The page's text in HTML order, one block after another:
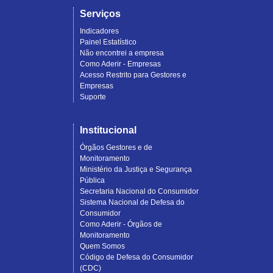
Serviços
Indicadores
Painel Estatístico
Não encontrei a empresa
Como Aderir - Empresas
Acesso Restrito para Gestores e
Empresas
Suporte
Institucional
Órgãos Gestores e de
Monitoramento
Ministério da Justiça e Segurança
Pública
Secretaria Nacional do Consumidor
Sistema Nacional de Defesa do
Consumidor
Como Aderir - Órgãos de
Monitoramento
Quem Somos
Código de Defesa do Consumidor
(CDC)